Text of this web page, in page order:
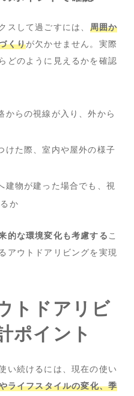
スして過ごすには、 周囲か
くりが欠かせません。実際
どのように見えるかを確認
からの視線が入り、外から
けた際、室内や屋外の様子
建物が建った場合でも、視
か
的な環境変化も考慮する こ
アウトドアリビングを実現
トドアリビ
ポイント
い続けるには、現在の使い
ライフスタイルの変化、季